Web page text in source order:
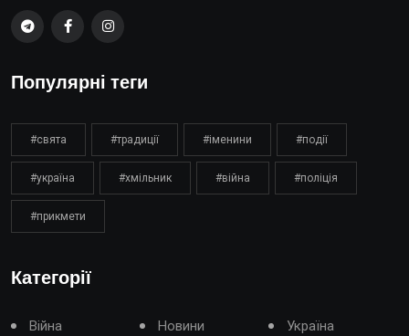
Популярні теги
#свята #традиції #іменини #події
#україна #хмільник #війна #поліція
#прикмети
Категорії
Війна Новини Україна